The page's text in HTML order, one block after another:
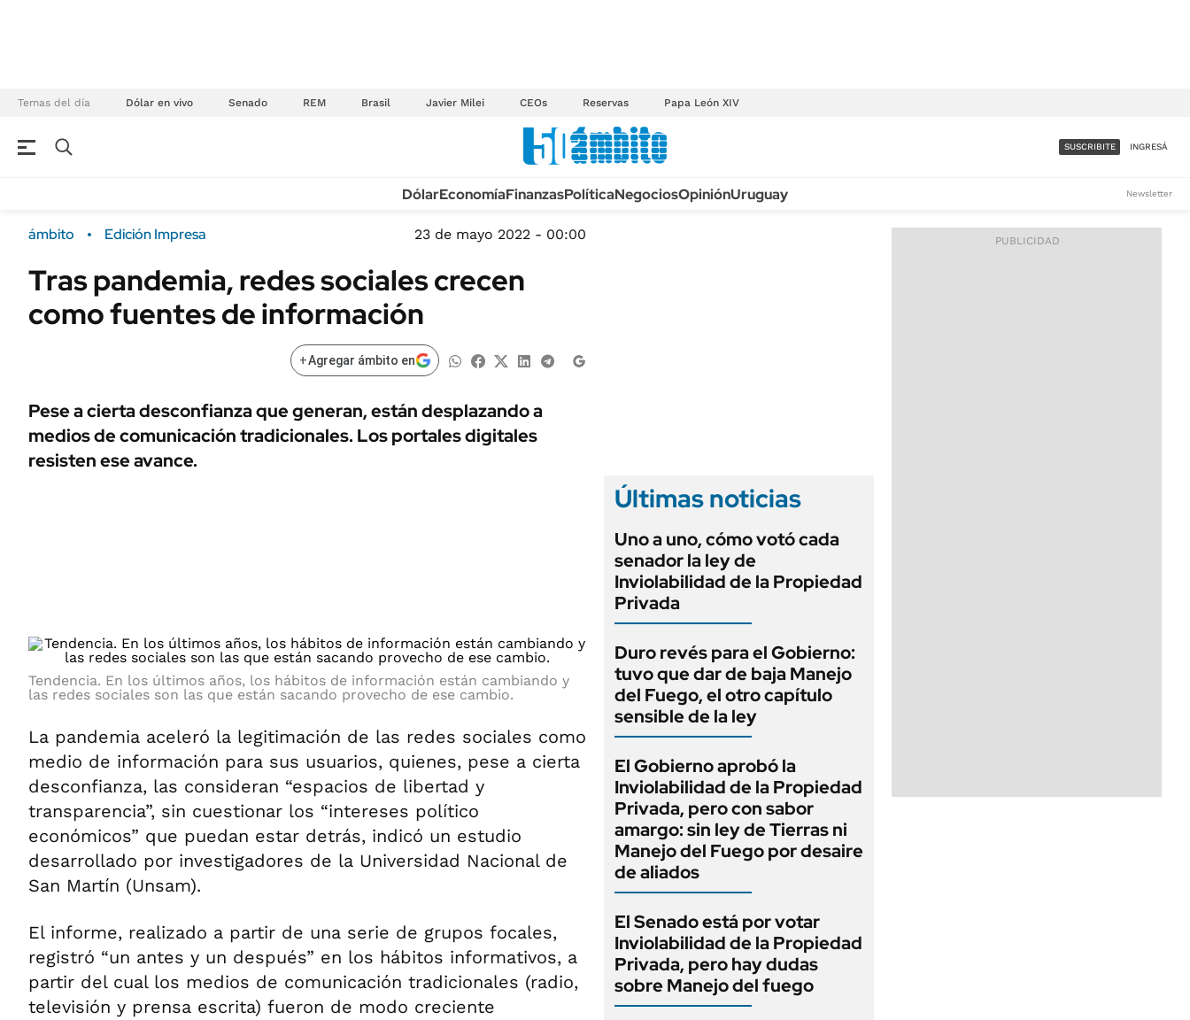
Temas del día Dólar en vivo Senado REM Brasil Javier Milei CEOs Reservas Papa León XIV
Campo
FINANZAS
ÁMBITO DEBATE
MEDIAKIT AMBITO DEBATE
Sustentabilidad
Seguros
POLÍTICA
Municipios
TECNOLOGÍA
MÉXICO
MUNDO
LIFESTYLE
AUTOS
ACCESO FULL - $1.800/MES
SUSCRIBITE INGRESÁ
DólarEconomíaFinanzasPolíticaNegociosOpiniónUruguay Newsletter
ámbito Edición Impresa 23 de mayo 2022 - 00:00
Tras pandemia, redes sociales crecen
como fuentes de información
+Agregar ámbito en
Pese a cierta desconfianza que generan, están desplazando a
medios de comunicación tradicionales. Los portales digitales
resisten ese avance.
Tendencia. En los últimos años, los hábitos de información están cambiando y
las redes sociales son las que están sacando provecho de ese cambio.
La pandemia aceleró la legitimación de las redes sociales como
medio de información para sus usuarios, quienes, pese a cierta
desconfianza, las consideran “espacios de libertad y
transparencia”, sin cuestionar los “intereses político
económicos” que puedan estar detrás, indicó un estudio
desarrollado por investigadores de la Universidad Nacional de
San Martín (Unsam).
El informe, realizado a partir de una serie de grupos focales,
registró “un antes y un después” en los hábitos informativos, a
partir del cual los medios de comunicación tradicionales (radio,
televisión y prensa escrita) fueron de modo creciente
Últimas noticias
Uno a uno, cómo votó cada
senador la ley de
Inviolabilidad de la Propiedad
Privada
Duro revés para el Gobierno:
tuvo que dar de baja Manejo
del Fuego, el otro capítulo
sensible de la ley
El Gobierno aprobó la
Inviolabilidad de la Propiedad
Privada, pero con sabor
amargo: sin ley de Tierras ni
Manejo del Fuego por desaire
de aliados
El Senado está por votar
Inviolabilidad de la Propiedad
Privada, pero hay dudas
sobre Manejo del fuego